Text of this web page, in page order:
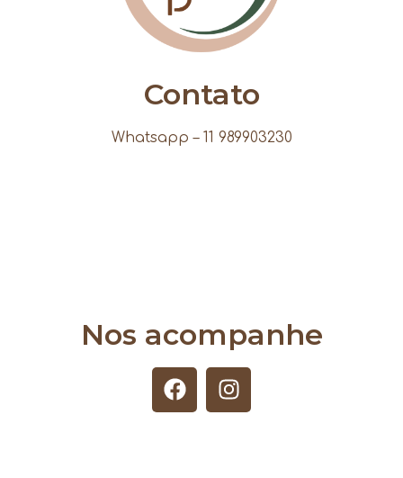
Contato
Whatsapp – 11 989903230
Nos acompanhe